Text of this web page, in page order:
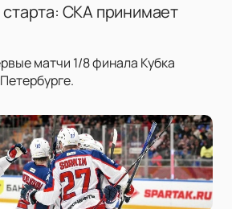
старта: СКА принимает
матчи 1/8 финала Кубка